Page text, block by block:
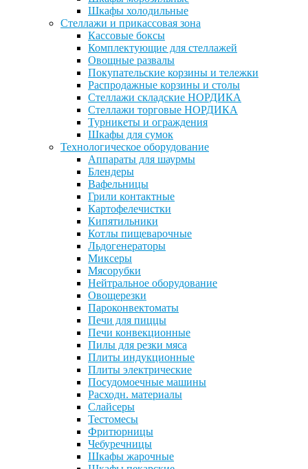
Шкафы холодильные
Стеллажи и прикассовая зона
Кассовые боксы
Комплектующие для стеллажей
Овощные развалы
Покупательские корзины и тележки
Распродажные корзины и столы
Стеллажи складские НОРДИКА
Стеллажи торговые НОРДИКА
Турникеты и ограждения
Шкафы для сумок
Технологическое оборудование
Аппараты для шаурмы
Блендеры
Вафельницы
Грили контактные
Картофелечистки
Кипятильники
Котлы пищеварочные
Льдогенераторы
Миксеры
Мясорубки
Нейтральное оборудование
Овощерезки
Пароконвектоматы
Печи для пиццы
Печи конвекционные
Пилы для резки мяса
Плиты индукционные
Плиты электрические
Посудомоечные машины
Расходн. материалы
Слайсеры
Тестомесы
Фритюрницы
Чебуречницы
Шкафы жарочные